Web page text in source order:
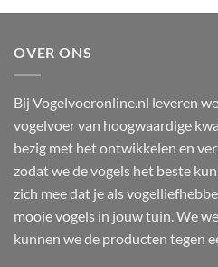
OVER ONS
Bij Vogelvoeronline.nl leveren
vogelvoer van hoogwaardige
bezig met het ontwikkelen en
zodat we de vogels het beste
zich mee dat je als
mooie vogels in jouw tuin. We
kunnen we de producten tegen